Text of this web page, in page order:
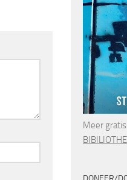
Meer